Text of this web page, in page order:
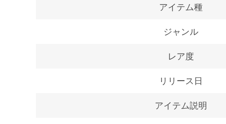
アイテム種
ジャンル
レア度
リリース日
アイテム説明